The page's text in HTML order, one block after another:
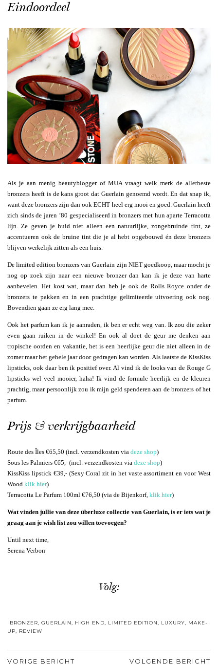
Eindoordeel
Als je aan menig beautyblogger of MUA vraagt welk merk de allerbeste
bronzers heeft is de kans groot dat Guerlain genoemd wordt. En dat snap ik,
want deze bronzers zijn dan ook ECHT heel erg mooi en goed. Guerlain heeft
zich sinds de jaren ’80 gespecialiseerd in bronzers met hun aparte Terracotta
lijn. Ze geven je huid niet alleen een natuurlijke, zongebruinde tint, ze
accentueren ook de bruine tint die je al hebt opgebouwd én deze bronzers
blijven werkelijk zitten als een huis.
De limited edition bronzers van Guerlain zijn NIET goedkoop, maar mocht je
nog op zoek zijn naar een nieuwe bronzer dan kan ik je deze van harte
aanbevelen. Het kost wat, maar dan heb je ook de Rolls Royce onder de
bronzers te pakken en in een prachtige gelimiteerde uitvoering ook nog.
Bovendien gaan ze erg lang mee.
Ook het parfum kan ik je aanraden, ik ben er echt weg van. Ik zou die zeker
even gaan ruiken in de winkel! En ook al doet de geur me denken aan
tropische oorden en vakantie, het is een heerlijke geur die niet alleen in de
zomer maar het gehele jaar door gedragen kan worden. Als laatste de KissKiss
lipsticks, ook daar ben ik positief over. Al vind ik de looks van de Rouge G
lipsticks wel veel mooier, haha! Ik vind de formule heerlijk en de kleuren
prachtig, maar persoonlijk zou ik mijn geld spenderen aan de bronzers of het
parfum.
Prijs & verkrijgbaarheid
Route des Îles €65,50 (incl. verzendkosten via deze shop)
Sous les Palmiers €65,- (incl. verzendkosten via deze shop)
KissKiss lipstick €39,- (Sexy Coral zit in het vaste assortiment en voor West
Wood klik hier)
Terracotta Le Parfum 100ml €76,50 (via de Bijenkorf, klik hier)
Wat vinden jullie van deze überluxe collectie van Guerlain, is er iets wat je
graag aan je wish list zou willen toevoegen?
Until next time,
Serena Verbon
Volg:
BRONZER, GUERLAIN, HIGH END, LIMITED EDITION, LUXURY, MAKE-
UP, REVIEW
VORIGE BERICHT VOLGENDE BERICHT